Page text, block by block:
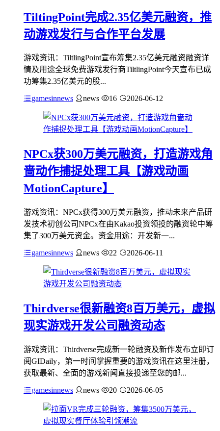
TiltingPoint完成2.35亿美元融资，推
动游戏发行与合作平台发展
游戏资讯：TiltlingPoint宣布筹集2.35亿美元融资融资详
情及用途全球免费游戏发行商TiltlingPoint今天宣布已成
功筹集2.35亿美元的股...
gamesinnews news 16 2026-06-12
NPCx获300万美元融资，打造游戏角
啬动作捕捉处理工具【游戏动画
MotionCapture】
游戏资讯：NPCx获得300万美元融资，推动未来产品研
发技术初创公司NPCx在由Kakao投资领投的融资轮中筹
集了300万美元资金。资金用途：开发新一...
gamesinnews news 22 2026-06-11
Thirdverse很新融资8百万美元，虚拟
现实游戏开发公司融资动态
游戏资讯：Thirdverse完成新一轮融资及新作发布立即订
阅GIDaily，第一时间掌握重要的游戏资讯在这里注册，
获取最新、全面的游戏新闻直接投递至您的邮...
gamesinnews news 20 2026-06-05